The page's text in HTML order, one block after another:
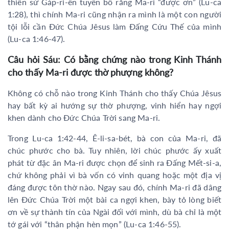
1:28), thì chính Ma-ri cũng nhận ra mình là một con người
tội lỗi cần Đức Chúa Jêsus làm Đấng Cứu Thế của mình
(Lu-ca 1:46-47).
Câu hỏi Sáu: Có bằng chứng nào trong Kinh Thánh
cho thấy Ma-ri được thờ phượng không?
Không có chỗ nào trong Kinh Thánh cho thấy Chúa Jêsus
hay bất kỳ ai hướng sự thờ phượng, vinh hiển hay ngợi
khen dành cho Đức Chúa Trời sang Ma-ri.
Trong Lu-ca 1:42-44, Ê-li-sa-bét, bà con của Ma-ri, đã
chúc phước cho bà. Tuy nhiên, lời chúc phước ấy xuất
phát từ đặc ân Ma-ri được chọn để sinh ra Đấng Mết-si-a,
chứ không phải vì bà vốn có vinh quang hoặc một địa vị
đáng được tôn thờ nào. Ngay sau đó, chính Ma-ri đã dâng
lên Đức Chúa Trời một bài ca ngợi khen, bày tỏ lòng biết
ơn về sự thành tín của Ngài đối với mình, dù bà chỉ là một
tớ gái với “thân phận hèn mọn” (Lu-ca 1:46-55).